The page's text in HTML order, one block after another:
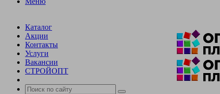
Каталог
Акции
Контакты
Услуги
Вакансии
СТРОЙОПТ